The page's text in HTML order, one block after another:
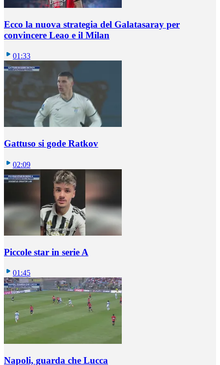
Ecco la nuova strategia del Galatasaray per
convincere Leao e il Milan
01:33
Gattuso si gode Ratkov
02:09
Piccole star in serie A
01:45
Napoli, guarda che Lucca